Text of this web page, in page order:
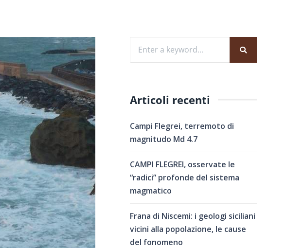
Articoli recenti
Campi Flegrei, terremoto di
magnitudo Md 4.7
CAMPI FLEGREI, osservate le
“radici” profonde del sistema
magmatico
Frana di Niscemi: i geologi siciliani
vicini alla popolazione, le cause
del fonomeno